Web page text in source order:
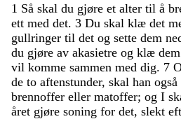
1 Så skal du gjøre et alter til å
ett med det. 3 Du skal klæ det
gullringer til det og sette dem
du gjøre av akasietre og klæ dem
vil komme sammen med dig. 7
de to aftenstunder, skal han også
brennoffer eller matoffer; og I
året gjøre soning for det, slekt